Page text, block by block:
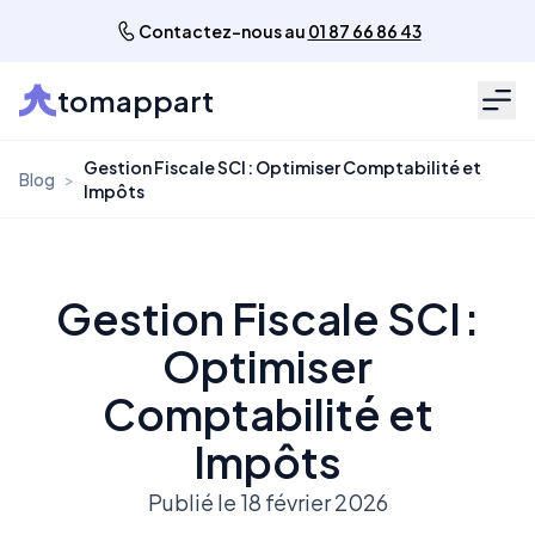
Contactez-nous au 01 87 66 86 43
tomappart
Blog >
Gestion Fiscale SCI : Optimiser Comptabilité et
Impôts
Gestion Fiscale SCI :
Optimiser
Comptabilité et
Impôts
Publié le 18 février 2026